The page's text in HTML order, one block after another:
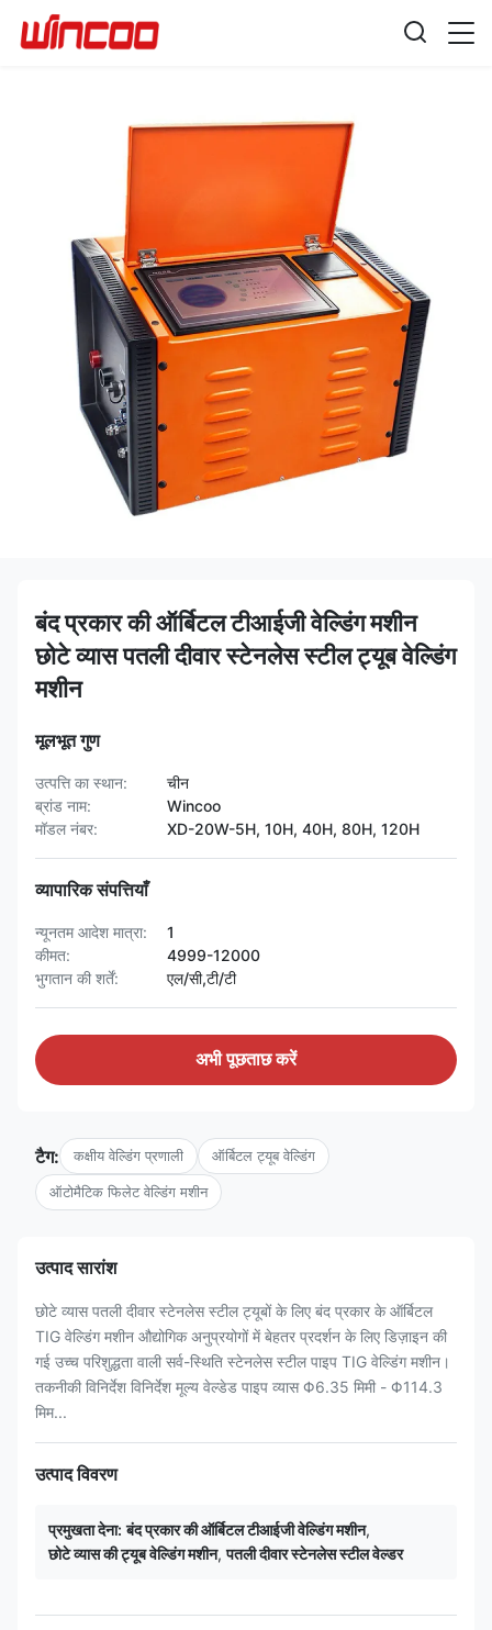
बंद प्रकार की ऑर्बिटल टीआईजी वेल्डिंग मशीन
छोटे व्यास पतली दीवार स्टेनलेस स्टील ट्यूब वेल्डिंग
मशीन
मूलभूत गुण
उत्पत्ति का स्थान:
चीन
ब्रांड नाम:
Wincoo
मॉडल नंबर:
XD-20W-5H, 10H, 40H, 80H, 120H
व्यापारिक संपत्तियाँ
न्यूनतम आदेश मात्रा:
1
कीमत:
4999-12000
भुगतान की शर्तें:
एल/सी,टी/टी
अभी पूछताछ करें
टैग: कक्षीय वेल्डिंग प्रणाली ऑर्बिटल ट्यूब वेल्डिंग
ऑटोमैटिक फिलेट वेल्डिंग मशीन
उत्पाद सारांश
छोटे व्यास पतली दीवार स्टेनलेस स्टील ट्यूबों के लिए बंद प्रकार के ऑर्बिटल
TIG वेल्डिंग मशीन औद्योगिक अनुप्रयोगों में बेहतर प्रदर्शन के लिए डिज़ाइन की
गई उच्च परिशुद्धता वाली सर्व-स्थिति स्टेनलेस स्टील पाइप TIG वेल्डिंग मशीन।
तकनीकी विनिर्देश विनिर्देश मूल्य वेल्डेड पाइप व्यास Φ6.35 मिमी - Φ114.3
मिम...
उत्पाद विवरण
प्रमुखता देना: बंद प्रकार की ऑर्बिटल टीआईजी वेल्डिंग मशीन,
छोटे व्यास की ट्यूब वेल्डिंग मशीन,पतली दीवार स्टेनलेस स्टील वेल्डर